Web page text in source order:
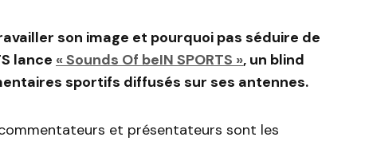
son image et pourquoi pas séduire de
lance « Sounds Of beIN SPORTS », un blind
sportifs diffusés sur ses antennes.
et présentateurs sont les